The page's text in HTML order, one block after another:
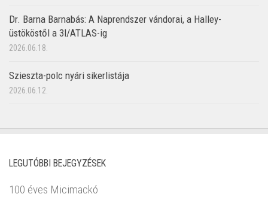
Dr. Barna Barnabás: A Naprendszer vándorai, a Halley-
üstököstől a 3I/ATLAS-ig
2026.06.18.
Szieszta-polc nyári sikerlistája
2026.06.12.
LEGUTÓBBI BEJEGYZÉSEK
100 éves Micimackó